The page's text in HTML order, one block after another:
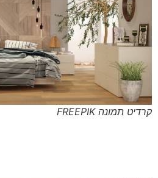
קרדיט תמונה FREEPIK